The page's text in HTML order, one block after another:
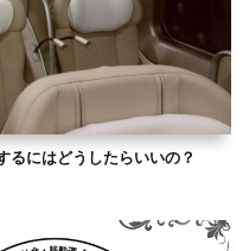
にはどうしたらいいの？